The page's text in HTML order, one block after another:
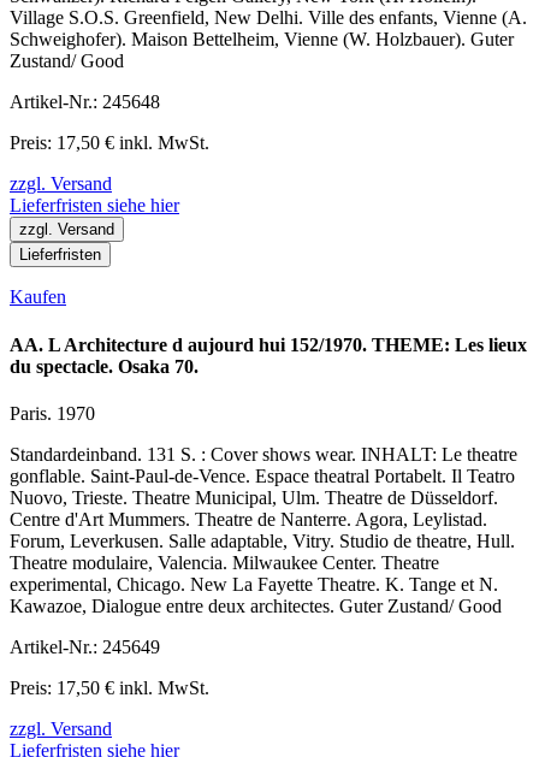
Village S.O.S. Greenfield, New Delhi. Ville des enfants, Vienne (A.
Schweighofer). Maison Bettelheim, Vienne (W. Holzbauer). Guter
Zustand/ Good
Artikel-Nr.: 245648
Preis: 17,50 € inkl. MwSt.
zzgl. Versand
Lieferfristen siehe hier
zzgl. Versand
Lieferfristen
Kaufen
AA. L Architecture d aujourd hui 152/1970. THEME: Les lieux
du spectacle. Osaka 70.
Paris. 1970
Standardeinband. 131 S. : Cover shows wear. INHALT: Le theatre
gonflable. Saint-Paul-de-Vence. Espace theatral Portabelt. Il Teatro
Nuovo, Trieste. Theatre Municipal, Ulm. Theatre de Düsseldorf.
Centre d'Art Mummers. Theatre de Nanterre. Agora, Leylistad.
Forum, Leverkusen. Salle adaptable, Vitry. Studio de theatre, Hull.
Theatre modulaire, Valencia. Milwaukee Center. Theatre
experimental, Chicago. New La Fayette Theatre. K. Tange et N.
Kawazoe, Dialogue entre deux architectes. Guter Zustand/ Good
Artikel-Nr.: 245649
Preis: 17,50 € inkl. MwSt.
zzgl. Versand
Lieferfristen siehe hier